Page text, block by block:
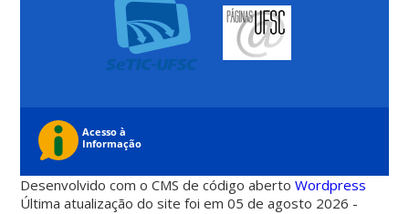
Desenvolvido com o CMS de código abertoWordpress
Última atualização do site foi em 05 de agosto 2026 -